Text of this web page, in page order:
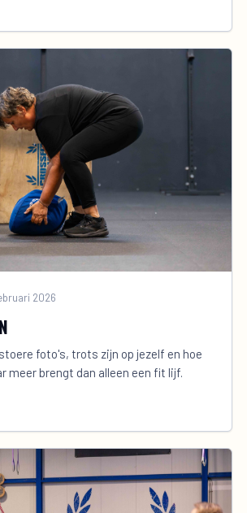
2026
foto's, trots zijn op jezelf en hoe
meer brengt dan alleen een fit lijf.